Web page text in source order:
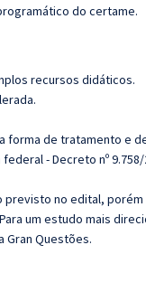
do certame.
recursos didáticos.
forma de tratamento e
- Decreto nº 9.758/
no edital, porém
um estudo mais
Gran Questões.